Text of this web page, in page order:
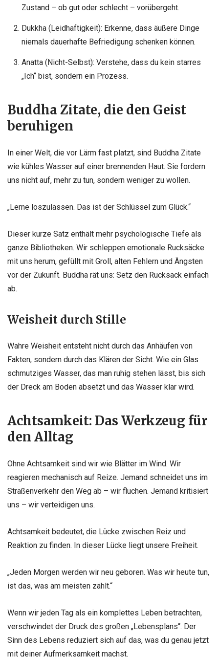
Zustand – ob gut oder schlecht – vorübergeht.
Dukkha (Leidhaftigkeit): Erkenne, dass äußere Dinge
niemals dauerhafte Befriedigung schenken können.
Anatta (Nicht-Selbst): Verstehe, dass du kein starres
„Ich“ bist, sondern ein Prozess.
Buddha Zitate, die den Geist
beruhigen
In einer Welt, die vor Lärm fast platzt, sind Buddha Zitate
wie kühles Wasser auf einer brennenden Haut. Sie fordern
uns nicht auf, mehr zu tun, sondern weniger zu wollen.
„Lerne loszulassen. Das ist der Schlüssel zum Glück.“
Dieser kurze Satz enthält mehr psychologische Tiefe als
ganze Bibliotheken. Wir schleppen emotionale Rucksäcke
mit uns herum, gefüllt mit Groll, alten Fehlern und Ängsten
vor der Zukunft. Buddha rät uns: Setz den Rucksack einfach
ab.
Weisheit durch Stille
Wahre Weisheit entsteht nicht durch das Anhäufen von
Fakten, sondern durch das Klären der Sicht. Wie ein Glas
schmutziges Wasser, das man ruhig stehen lässt, bis sich
der Dreck am Boden absetzt und das Wasser klar wird.
Achtsamkeit: Das Werkzeug für
den Alltag
Ohne Achtsamkeit sind wir wie Blätter im Wind. Wir
reagieren mechanisch auf Reize. Jemand schneidet uns im
Straßenverkehr den Weg ab – wir fluchen. Jemand kritisiert
uns – wir verteidigen uns.
Achtsamkeit bedeutet, die Lücke zwischen Reiz und
Reaktion zu finden. In dieser Lücke liegt unsere Freiheit.
„Jeden Morgen werden wir neu geboren. Was wir heute tun,
ist das, was am meisten zählt.“
Wenn wir jeden Tag als ein komplettes Leben betrachten,
verschwindet der Druck des großen „Lebensplans“. Der
Sinn des Lebens reduziert sich auf das, was du genau jetzt
mit deiner Aufmerksamkeit machst.